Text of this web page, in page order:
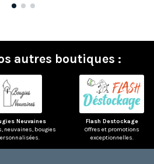
autres boutiques :
Neuvaines
neuvaines, bougies
Flash Destockage
Offres et promotions
exceptionnelles.